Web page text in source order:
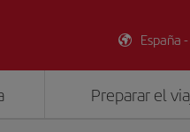
España -
Preparar el